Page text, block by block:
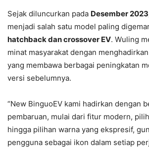
Sejak diluncurkan pada Desember 2023
menjadi salah satu model paling
hatchback dan crossover EV. Wuling
minat masyarakat dengan menghadirkan
yang membawa berbagai peningkatan
versi sebelumnya.
“New BinguoEV kami hadirkan dengan
pembaruan, mulai dari fitur modern,
hingga pilihan warna yang ekspresif,
pengguna sebagai ikon dalam setiap